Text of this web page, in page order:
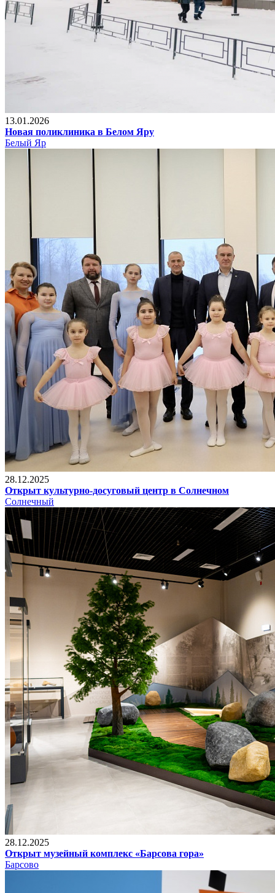
13.01.2026
Новая поликлиника в Белом Яру
Белый Яр
28.12.2025
Открыт культурно-досуговый центр в Солнечном
Солнечный
28.12.2025
Открыт музейный комплекс «Барсова гора»
Барсово